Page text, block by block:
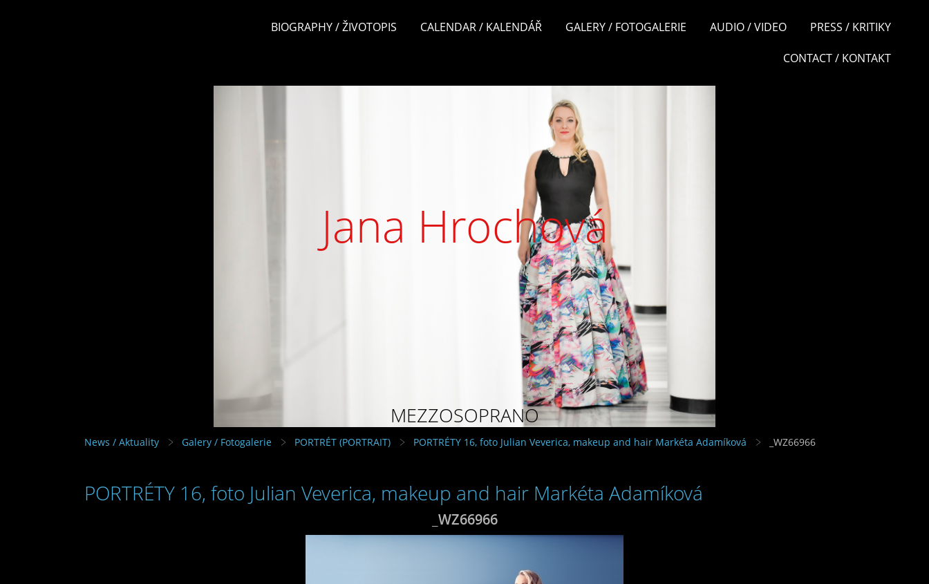
BIOGRAPHY / ŽIVOTOPIS CALENDAR / KALENDÁŘ GALERY / FOTOGALERIE AUDIO / VIDEO PRESS / KRITIKY
CONTACT / KONTAKT
Jana Hrochová
MEZZOSOPRANO
News / Aktuality Galery / Fotogalerie PORTRÉT (PORTRAIT) PORTRÉTY 16, foto Julian Veverica, makeup and hair Markéta Adamíková _WZ66966
PORTRÉTY 16, foto Julian Veverica, makeup and hair Markéta Adamíková
_WZ66966